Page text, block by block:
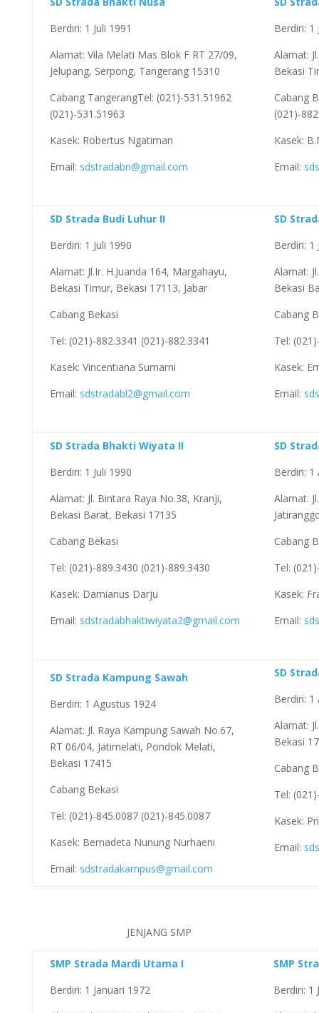
Berdiri: 1 Juli 1991
Alamat: Vila Melati Mas Blok F RT 27/09,
Jelupang, Serpong, Tangerang 15310
Cabang TangerangTel: (021)-531.51962
(021)-531.51963
Kasek: Robertus Ngatiman
Email: sdstradabn@gmail.com
Berdiri: 1
Alamat:
Bekasi
Cabang
(021)-
Kasek:
Email:
SD Strada Budi Luhur II
Berdiri: 1 Juli 1990
Alamat: Jl.Ir. H.Juanda 164, Margahayu,
Bekasi Timur, Bekasi 17113, Jabar
Cabang Bekasi
Tel: (021)-882.3341 (021)-882.3341
Kasek: Vincentiana Sumarni
Email: sdstradabl2@gmail.com
SD
Berdiri: 1
Alamat:
Bekasi
Cabang
Tel:
Kasek:
Email:
SD Strada Bhakti Wiyata II
Berdiri: 1 Juli 1990
Alamat: Jl. Bintara Raya No.38, Kranji,
Bekasi Barat, Bekasi 17135
Cabang Bekasi
Tel: (021)-889.3430 (021)-889.3430
Kasek: Damianus Darju
Email: sdstradabhaktiwiyata2@gmail.com
SD
Berdiri: 1
Alamat:
Cabang
Tel:
Kasek:
Email:
SD Strada Kampung Sawah
Berdiri: 1 Agustus 1924
Alamat: Jl. Raya Kampung Sawah No.67,
RT 06/04, Jatimelati, Pondok Melati,
Bekasi 17415
Cabang Bekasi
Tel: (021)-845.0087 (021)-845.0087
Kasek: Bernadeta Nunung Nurhaeni
Email: sdstradakampus@gmail.com
SD
Berdiri: 1
Alamat:
Bekasi
Cabang
Tel:
Kasek:
Email:
JENJANG SMP
SMP Strada Mardi Utama I
Berdiri: 1 Januari 1972
SMP
Berdiri: 1